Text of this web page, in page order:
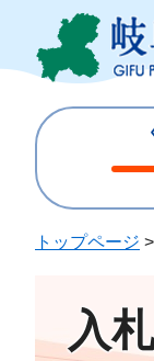
ジ
ュ
じ
トップページ >
入